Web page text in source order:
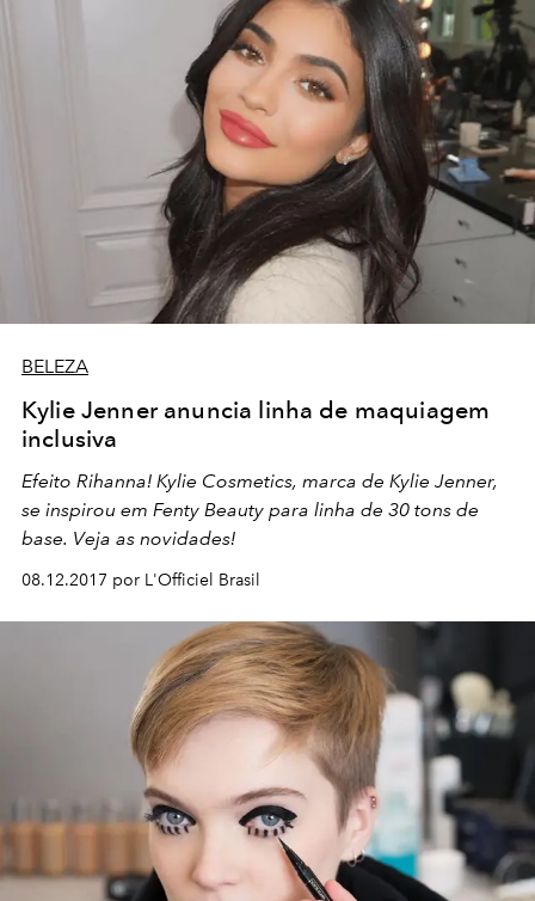
BELEZA
Kylie Jenner anuncia linha de maquiagem
inclusiva
Efeito Rihanna! Kylie Cosmetics, marca de Kylie Jenner,
se inspirou em Fenty Beauty para linha de 30 tons de
base. Veja as novidades!
08.12.2017 por L'Officiel Brasil